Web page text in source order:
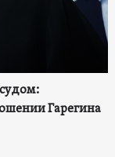
Гарегина